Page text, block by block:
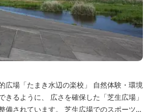
広場「たまき水辺の楽校」 自然体験・環境
きるように、 広さを確保した「芝生広場」
す。 芝生広場でのスポーツや